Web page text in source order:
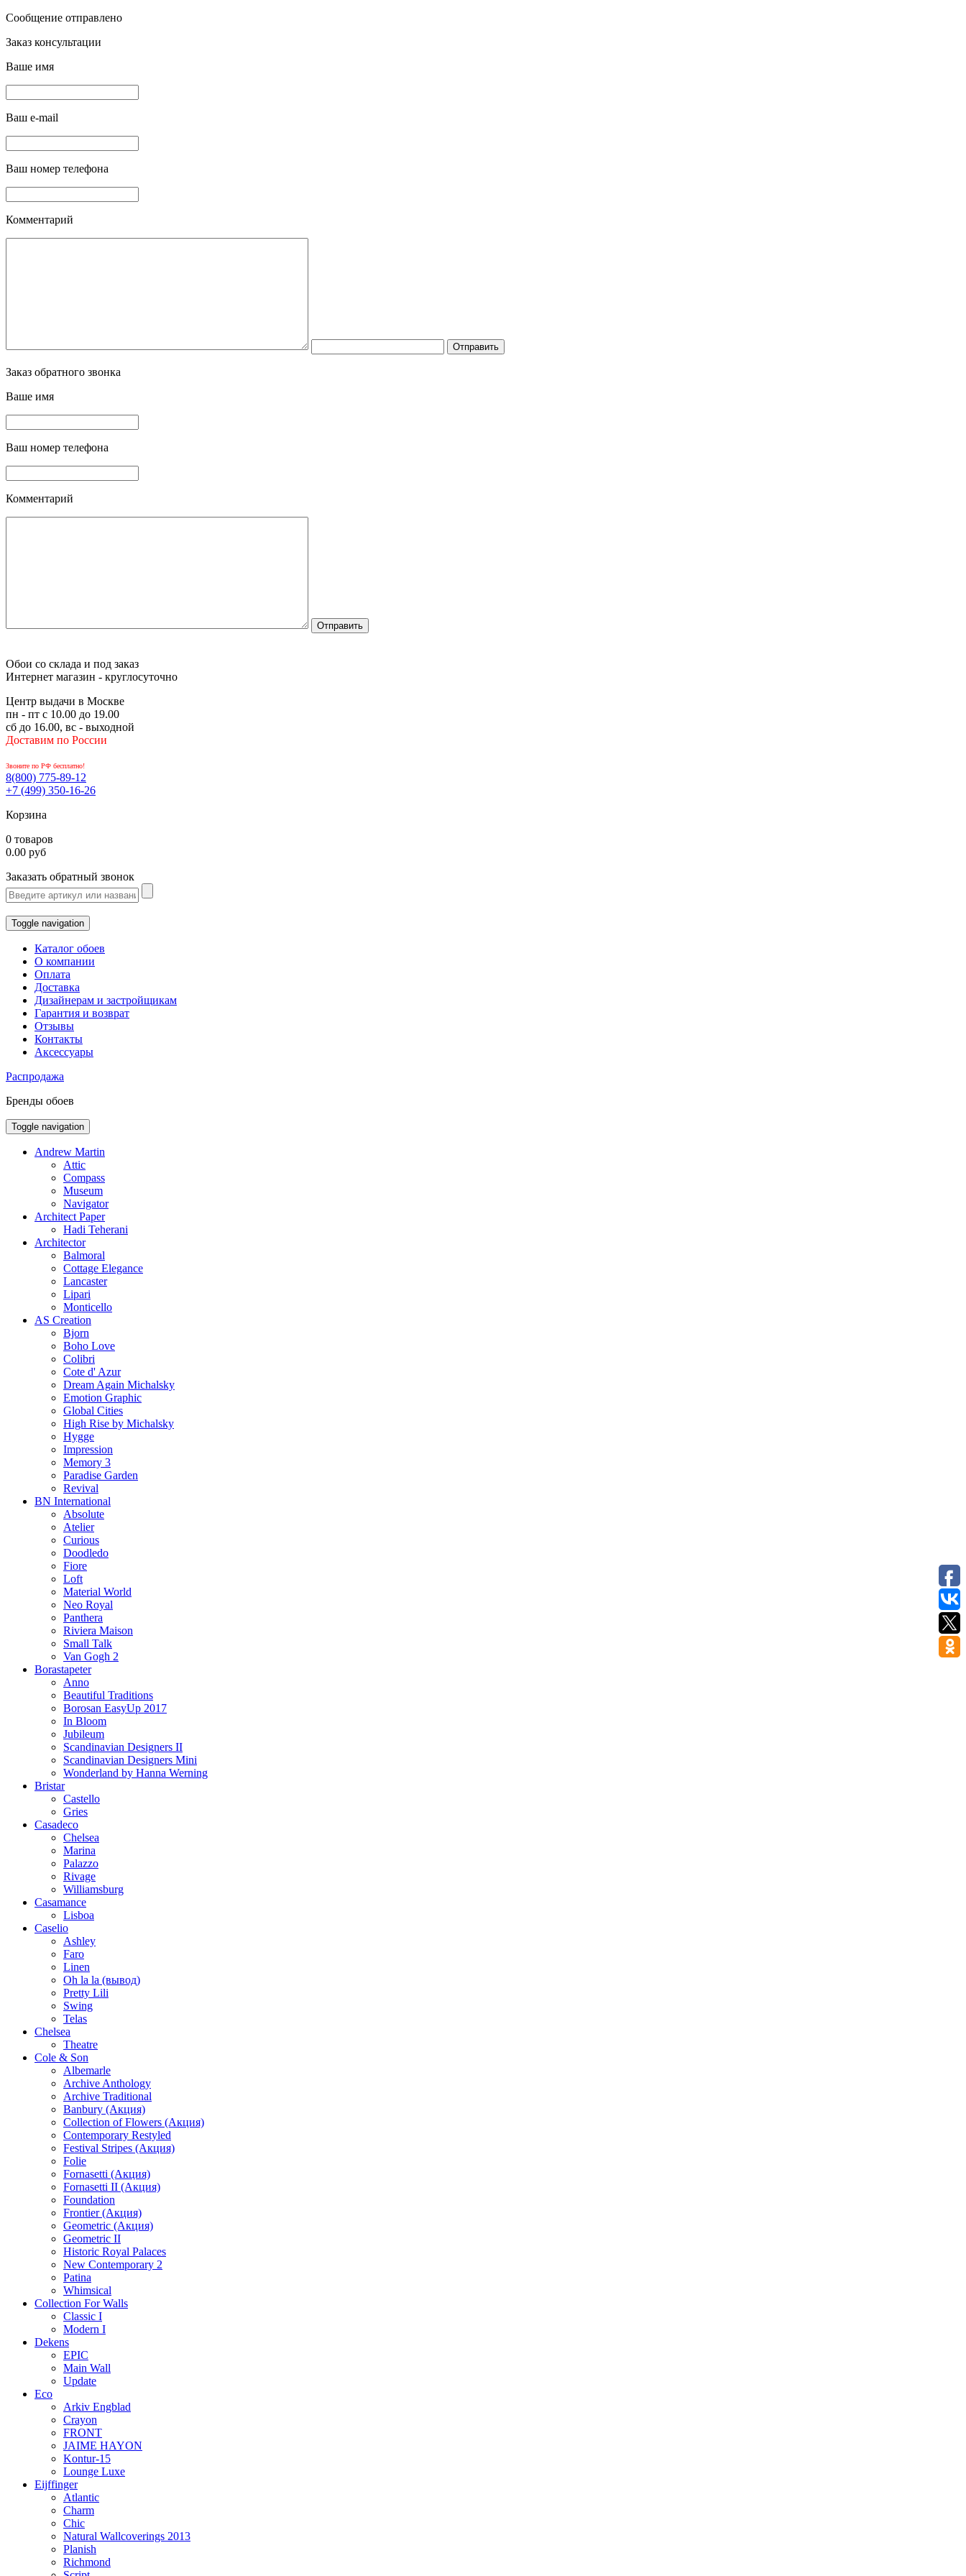
Сообщение отправлено
Заказ консультации
Ваше имя
Ваш e-mail
Ваш номер телефона
Комментарий
Заказ обратного звонка
Ваше имя
Ваш номер телефона
Комментарий
Обои со склада и под заказ
Интернет магазин - круглосуточно
Центр выдачи в Москве
пн - пт с 10.00 до 19.00
сб до 16.00, вс - выходной
Доставим по России
Звоните по РФ бесплатно!
8(800) 775-89-12
+7 (499) 350-16-26
Корзина
0 товаров
0.00 руб
Заказать обратный звонок
Toggle navigation
Каталог обоев
О компании
Оплата
Доставка
Дизайнерам и застройщикам
Гарантия и возврат
Отзывы
Контакты
Аксессуары
Распродажа
Бренды обоев
Toggle navigation
Andrew Martin
Attic
Compass
Museum
Navigator
Architect Paper
Hadi Teherani
Architector
Balmoral
Cottage Elegance
Lancaster
Lipari
Monticello
AS Creation
Bjorn
Boho Love
Colibri
Cote d' Azur
Dream Again Michalsky
Emotion Graphic
Global Cities
High Rise by Michalsky
Hygge
Impression
Memory 3
Paradise Garden
Revival
BN International
Absolute
Atelier
Curious
Doodledo
Fiore
Loft
Material World
Neo Royal
Panthera
Riviera Maison
Small Talk
Van Gogh 2
Borastapeter
Anno
Beautiful Traditions
Borosan EasyUp 2017
In Bloom
Jubileum
Scandinavian Designers II
Scandinavian Designers Mini
Wonderland by Hanna Werning
Bristar
Castello
Gries
Casadeco
Chelsea
Marina
Palazzo
Rivage
Williamsburg
Casamance
Lisboa
Caselio
Ashley
Faro
Linen
Oh la la (вывод)
Pretty Lili
Swing
Telas
Chelsea
Theatre
Cole & Son
Albemarle
Archive Anthology
Archive Traditional
Banbury (Акция)
Collection of Flowers (Акция)
Contemporary Restyled
Festival Stripes (Акция)
Folie
Fornasetti (Акция)
Fornasetti II (Акция)
Foundation
Frontier (Акция)
Geometric (Акция)
Geometric II
Historic Royal Palaces
New Contemporary 2
Patina
Whimsical
Collection For Walls
Classic I
Modern I
Dekens
EPIC
Main Wall
Update
Eco
Arkiv Engblad
Crayon
FRONT
JAIME HAYON
Kontur-15
Lounge Luxe
Eijffinger
Atlantic
Charm
Chic
Natural Wallcoverings 2013
Planish
Richmond